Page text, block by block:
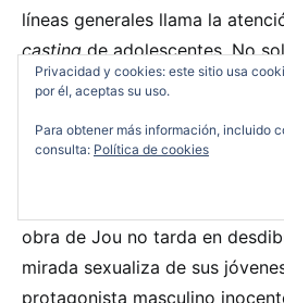
líneas generales llama la
castingde adolescentes. No
protagonistas, sino todo el
inocencia a la madurez a
obra de Jou no tarda en
mirada sexualiza de sus
protagonista masculino
Privacidad y cookies: este sitio usa
por él, aceptas su uso.
Para obtener más información, incluido
consulta: Política de cookies